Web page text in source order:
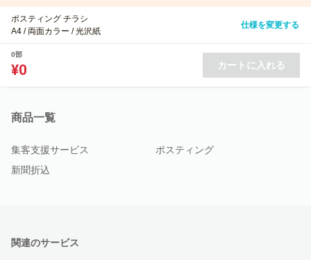
ポスティング チラシ
A4 / 両面カラー / 光沢紙
仕様を変更する
0部
¥0 カートに入れる
商品一覧
集客支援サービス
ポスティング
新聞折込
関連のサービス